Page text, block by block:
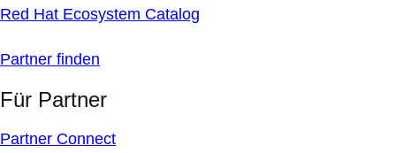
Red Hat Ecosystem Catalog
Partner finden
Für Partner
Partner Connect